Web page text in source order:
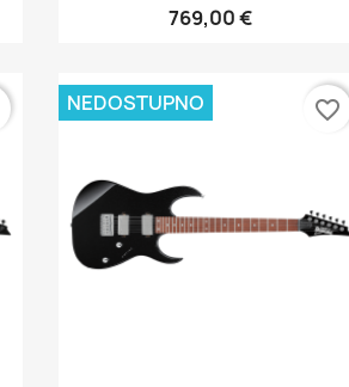
769,00 €
NEDOSTUPNO favorite_border